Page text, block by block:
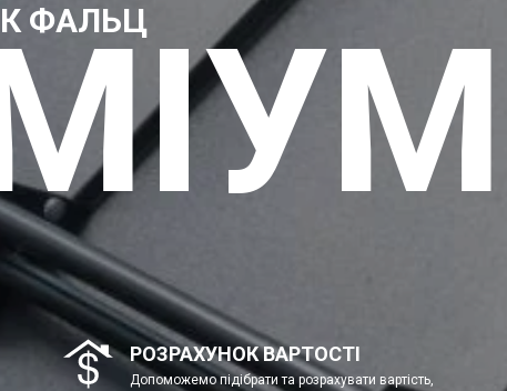
ФАЛЬЦ
РОЗРАХУНОК ВАРТОСТІ
Допоможемо підібрати та розрахувати вартість,